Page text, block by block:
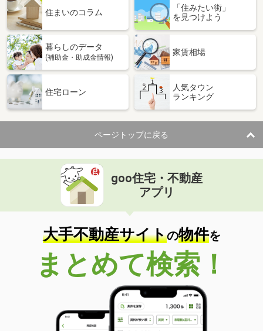
住まいのコラム
「住みたい街」
を見つけよう
暮らしのデータ
(補助金・助成金情報)
家賃相場
住宅ローン
人気タウン
ランキング
ページトップに戻る
goo住宅・不動産
アプリ
大手不動産サイトの物件を
まとめて検索！